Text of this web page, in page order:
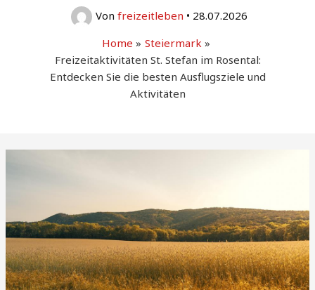
Von freizeitleben • 28.07.2026
Home
Steiermark
Freizeitaktivitäten St. Stefan im Rosental:
Entdecken Sie die besten Ausflugsziele und
Aktivitäten